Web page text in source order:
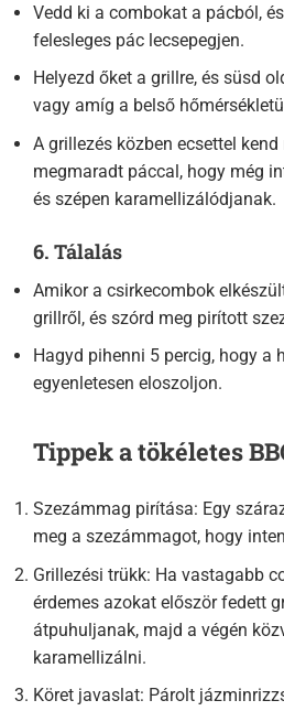
Vedd ki a combokat a pácból,
felesleges pác lecsepegjen.
Helyezd őket a grillre, és süsd
vagy amíg a belső
A grillezés közben ecsettel
megmaradt páccal, hogy még
és szépen karamellizálódjanak.
6. Tálalás
Amikor a csirkecombok
grillről, és szórd meg pirított
Hagyd pihenni 5 percig, hogy a
egyenletesen eloszoljon.
Tippek a tökéletes
Szezámmag pirítása: Egy
meg a szezámmagot, hogy
Grillezési trükk: Ha vastagabb
érdemes azokat először fedett
átpuhuljanak, majd a végén
karamellizálni.
Köret javaslat: Párolt